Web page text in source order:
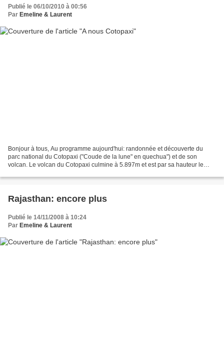
Publié le 06/10/2010 à 00:56
Par Emeline & Laurent
Bonjour à tous, Au programme aujourd'hui: randonnée et découverte du
parc national du Cotopaxi ("Coude de la lune" en quechua") et de son
volcan. Le volcan du Cotopaxi culmine à 5.897m et est par sa hauteur le
Rajasthan: encore plus
Publié le 14/11/2008 à 10:24
Par Emeline & Laurent